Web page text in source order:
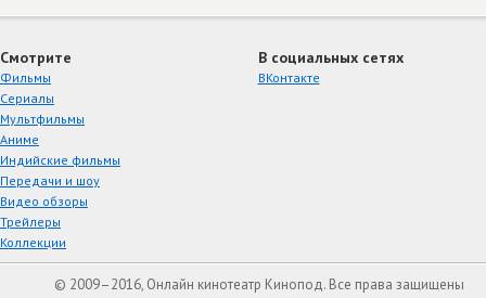
Смотрите
Фильмы
Сериалы
Мультфильмы
Аниме
Индийские фильмы
Передачи и шоу
Видео обзоры
Трейлеры
Коллекции
В социальных сетях
ВКонтакте
© 2009–2016, Онлайн кинотеатр Кинопод. Все права защищены